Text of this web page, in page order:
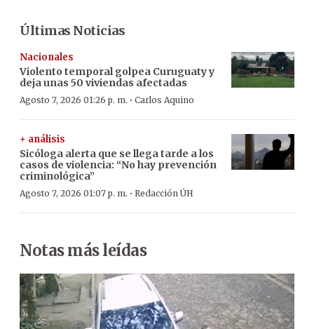
Últimas Noticias
Nacionales
Violento temporal golpea Curuguaty y
deja unas 50 viviendas afectadas
Agosto 7, 2026 01:26 p. m. · Carlos Aquino
+ análisis
Sicóloga alerta que se llega tarde a los
casos de violencia: “No hay prevención
criminológica”
Agosto 7, 2026 01:07 p. m. · Redacción ÚH
Notas más leídas